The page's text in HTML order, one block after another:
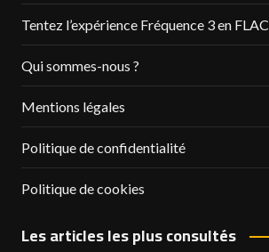
Tentez l’expérience Fréquence 3 en FLAC
Qui sommes-nous ?
Mentions légales
Politique de confidentialité
Politique de cookies
Les articles les plus consultés